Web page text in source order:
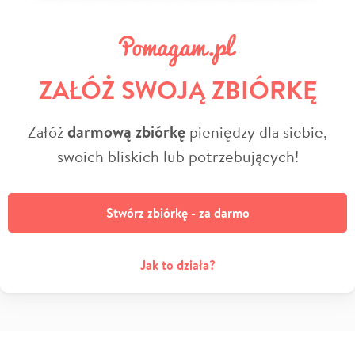
ZAŁÓŻ SWOJĄ ZBIÓRKĘ
Załóżdarmową zbiórkę pieniędzy dla siebie,
swoich bliskich lub potrzebujących!
Stwórz zbiórkę - za darmo
Jak to działa?